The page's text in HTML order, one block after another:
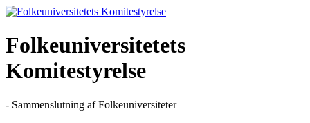
Skip
content
Folkeuniversitetets
Komitestyrelse
- Sammenslutning af Folkeuniversiteter